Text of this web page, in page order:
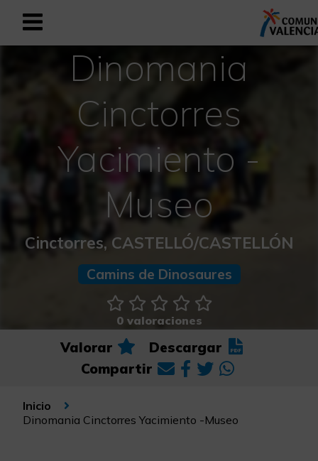
Registrarse como usuario
Registro empresarial
Español
Mediterráneo Activo-Deportivo
Mediterráneo Cultural
Mediterráneo Natural-Rural
Experiencias en otoño
Experiencias Semana Santa
Dinomania
Cinctorres
Yacimiento -
Museo
Cinctorres, CASTELLÓ/CASTELLÓN
Camins de Dinosaures
0 valoraciones
Valorar
Descargar
Compartir
Inicio
Dinomania Cinctorres Yacimiento -Museo